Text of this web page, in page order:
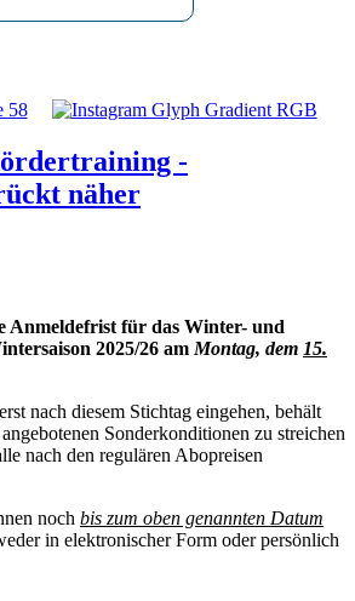
-
näher
Anmeldefrist für das Winter- und
2025/26 amMontag, dem 15.
nach diesem Stichtag eingehen, behält
Sonderkonditionen zu streichen
nach den regulären Abopreisen
noch bis zum oben genannten Datum
in elektronischer Form oder persönlich